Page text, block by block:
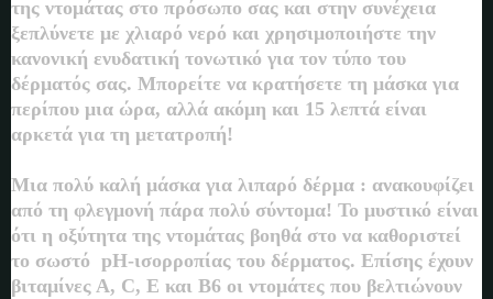
της ντομάτας στο πρόσωπο σας και στην συνέχεια
ξεπλύνετε με χλιαρό νερό και χρησιμοποιήστε την
κανονική ενυδατική τονωτικό για τον τύπο του
δέρματός σας. Μπορείτε να κρατήσετε τη μάσκα για
περίπου μια ώρα, αλλά ακόμη και 15 λεπτά είναι
αρκετά για τη μετατροπή!
Μια πολύ καλή μάσκα για λιπαρό δέρμα : ανακουφίζει
από τη φλεγμονή πάρα πολύ σύντομα! Το μυστικό είναι
ότι η οξύτητα της ντομάτας βοηθά στο να καθοριστεί
το σωστό pH-ισορροπίας του δέρματος. Επίσης έχουν
βιταμίνες Α, C, Ε και Β6 οι ντομάτες που βελτιώνουν